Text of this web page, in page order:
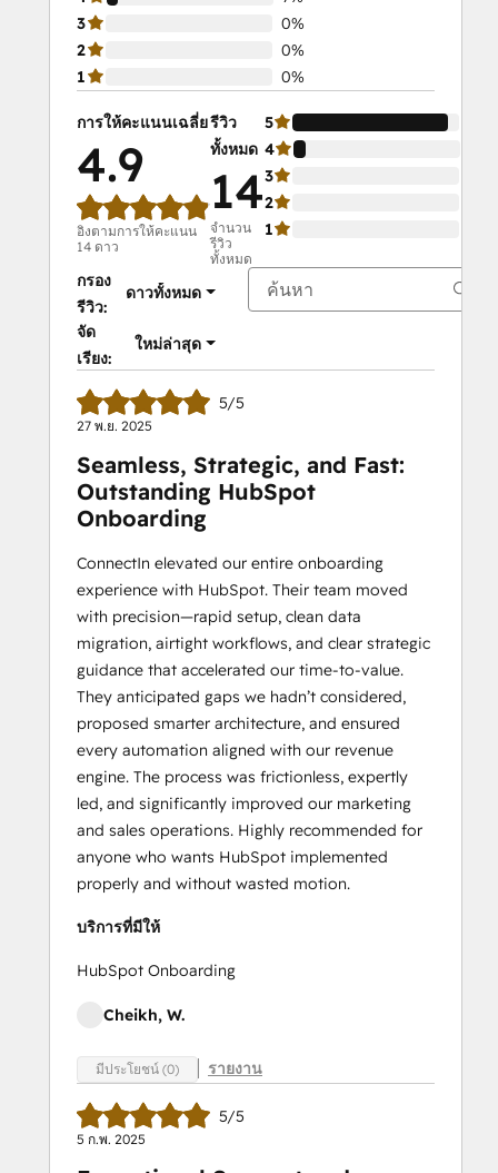
3
0%
2
0%
1
0%
การให้คะแนนเฉลี่ย
4.9
อิงตามการให้คะแนน
14 ดาว
รีวิว
ทั้งหมด
14
จำนวน
รีวิว
ทั้งหมด
5
4
3
2
1
กรอง
รีวิว:
ดาวทั้งหมด
จัด
เรียง:
ใหม่ล่าสุด
5/5
27 พ.ย. 2025
Seamless, Strategic, and Fast:
Outstanding HubSpot
Onboarding
ConnectIn elevated our entire onboarding
experience with HubSpot. Their team moved
with precision—rapid setup, clean data
migration, airtight workflows, and clear strategic
guidance that accelerated our time-to-value.
They anticipated gaps we hadn’t considered,
proposed smarter architecture, and ensured
every automation aligned with our revenue
engine. The process was frictionless, expertly
led, and significantly improved our marketing
and sales operations. Highly recommended for
anyone who wants HubSpot implemented
properly and without wasted motion.
บริการที่มีให้
HubSpot Onboarding
Cheikh, W.
มีประโยชน์ (0) รายงาน
5/5
5 ก.พ. 2025